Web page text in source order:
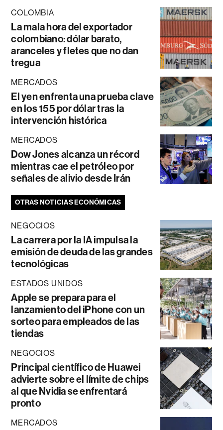
COLOMBIA
La mala hora del exportador
colombiano: dólar barato,
aranceles y fletes que no dan
tregua
MERCADOS
El yen enfrenta una prueba clave
en los 155 por dólar tras la
intervención histórica
MERCADOS
Dow Jones alcanza un récord
mientras cae el petróleo por
señales de alivio desde Irán
OTRAS NOTICIAS ECONÓMICAS
NEGOCIOS
La carrera por la IA impulsa la
emisión de deuda de las grandes
tecnológicas
ESTADOS UNIDOS
Apple se prepara para el
lanzamiento del iPhone con un
sorteo para empleados de las
tiendas
NEGOCIOS
Principal científico de Huawei
advierte sobre el límite de chips
al que Nvidia se enfrentará
pronto
MERCADOS